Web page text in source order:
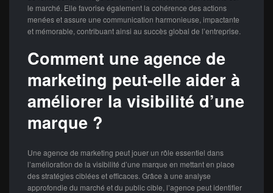
le marché. Elle favorise également la cohérence des actions
menées et assure une communication harmonieuse, impactante
et mémorable, contribuant ainsi au succès global de l’entreprise.
Comment une agence de
marketing peut-elle aider à
améliorer la visibilité d’une
marque ?
Une agence de marketing peut jouer un rôle essentiel dans
l’amélioration de la visibilité d’une marque en mettant en place
des stratégies ciblées et efficaces. Grâce à une analyse
approfondie du marché et du public cible, l’agence peut identifier